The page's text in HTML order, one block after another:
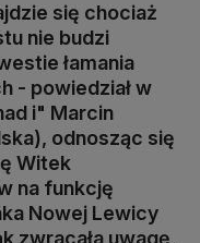
się chociaż
nie budzi
łamania
- powiedział w
i" Marcin
odnosząc się
Witek
na funkcję
Nowej Lewicy
zwracała uwagę,